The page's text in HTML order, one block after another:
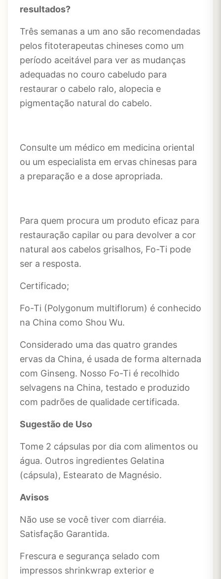
resultados?
Três semanas a um ano são recomendadas
pelos fitoterapeutas chineses como um
período aceitável para ver as mudanças
adequadas no couro cabeludo para
restaurar o cabelo ralo, alopecia e
pigmentação natural do cabelo.
Consulte um médico em medicina oriental
ou um especialista em ervas chinesas para
a preparação e a dose apropriada.
Para quem procura um produto eficaz para
restauração capilar ou para devolver a cor
natural aos cabelos grisalhos, Fo-Ti pode
ser a resposta.
Certificado;
Fo-Ti (Polygonum multiflorum) é conhecido
na China como Shou Wu.
Considerado uma das quatro grandes
ervas da China, é usada de forma alternada
com Ginseng. Nosso Fo-Ti é recolhido
selvagens na China, testado e produzido
com padrões de qualidade certificada.
Sugestão de Uso
Tome 2 cápsulas por dia com alimentos ou
água. Outros ingredientes Gelatina
(cápsula), Estearato de Magnésio.
Avisos
Não use se você tiver com diarréia.
Satisfação Garantida.
Frescura e segurança selado com
impressos shrinkwrap exterior e